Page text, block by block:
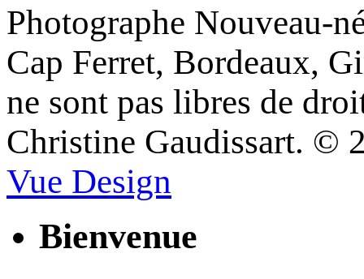
Photographe Nouveau-
Cap Ferret, Bordeaux,
ne sont pas libres de
Christine Gaudissart. ©
Vue Design
Bienvenue